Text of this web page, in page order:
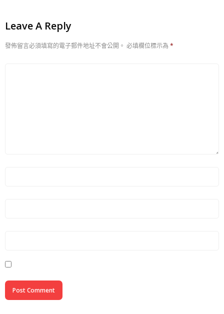
Leave A Reply
發佈留言必須填寫的電子郵件地址不會公開。 必填欄位標示為 *